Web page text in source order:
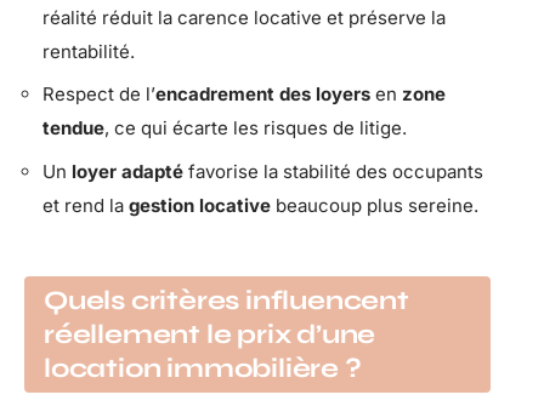
réalité réduit la carence locative et préserve la
rentabilité.
Respect de l’encadrement des loyers en zone
tendue, ce qui écarte les risques de litige.
Un loyer adapté favorise la stabilité des occupants
et rend la gestion locative beaucoup plus sereine.
Quels critères influencent
réellement le prix d’une
location immobilière ?